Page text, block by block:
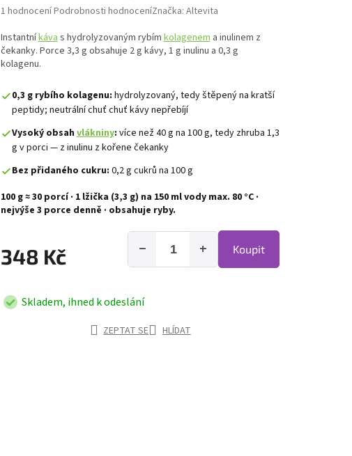
Průměrné hodnocení produktu je 5,0 z 5 hvězdiček.
1 hodnoceníPodrobnosti hodnoceníZnačka: Altevita
Instantníkávas hydrolyzovaným rybímkolagenema inulinem z
čekanky. Porce 3,3 g obsahuje 2 g kávy, 1 g inulinu a 0,3 g
kolagenu.
0,3 g rybího kolagenu: hydrolyzovaný, tedy štěpený na kratší
peptidy; neutrální chuť chuť kávy nepřebíjí
Vysoký obsahvlákniny: více než 40 g na 100 g, tedy zhruba 1,3
g v porci — z inulinu z kořene čekanky
Bez přidaného cukru: 0,2 g cukrů na 100 g
100 g ≈ 30 porcí · 1 lžička (3,3 g) na 150 ml vody max. 80 °C ·
nejvýše 3 porce denně · obsahuje ryby.
348 Kč +
− Koupit
Skladem, ihned k odeslání
ZEPTAT SE HLÍDAT